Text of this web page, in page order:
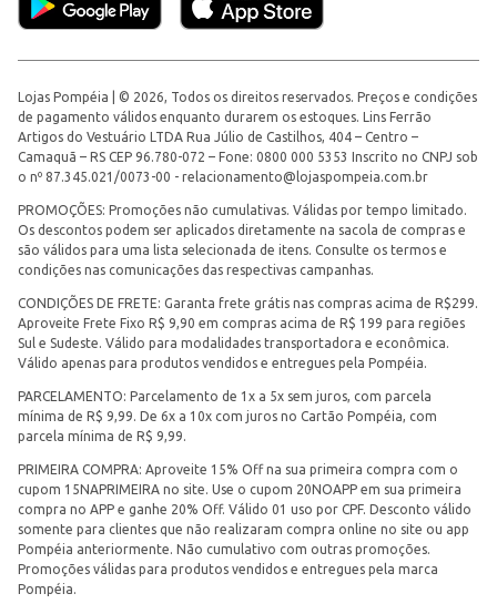
Lojas Pompéia | © 2026, Todos os direitos reservados. Preços e condições
de pagamento válidos enquanto durarem os estoques. Lins Ferrão
Artigos do Vestuário LTDA Rua Júlio de Castilhos, 404 – Centro –
Camaquã – RS CEP 96.780-072 – Fone: 0800 000 5353 Inscrito no CNPJ sob
o nº 87.345.021/0073-00 - relacionamento@lojaspompeia.com.br
PROMOÇÕES: Promoções não cumulativas. Válidas por tempo limitado.
Os descontos podem ser aplicados diretamente na sacola de compras e
são válidos para uma lista selecionada de itens. Consulte os termos e
condições nas comunicações das respectivas campanhas.
CONDIÇÕES DE FRETE: Garanta frete grátis nas compras acima de R$299.
Aproveite Frete Fixo R$ 9,90 em compras acima de R$ 199 para regiões
Sul e Sudeste. Válido para modalidades transportadora e econômica.
Válido apenas para produtos vendidos e entregues pela Pompéia.
PARCELAMENTO: Parcelamento de 1x a 5x sem juros, com parcela
mínima de R$ 9,99. De 6x a 10x com juros no Cartão Pompéia, com
parcela mínima de R$ 9,99.
PRIMEIRA COMPRA: Aproveite 15% Off na sua primeira compra com o
cupom 15NAPRIMEIRA no site. Use o cupom 20NOAPP em sua primeira
compra no APP e ganhe 20% Off. Válido 01 uso por CPF. Desconto válido
somente para clientes que não realizaram compra online no site ou app
Pompéia anteriormente. Não cumulativo com outras promoções.
Promoções válidas para produtos vendidos e entregues pela marca
Pompéia.